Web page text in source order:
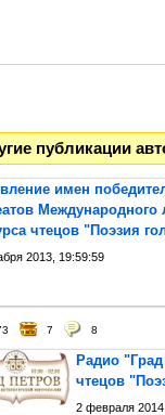
публикации
имен
Международного
чтецов "Поэзия
2013, 19:59:59
7 8
Радио
чтецов
2 февраля